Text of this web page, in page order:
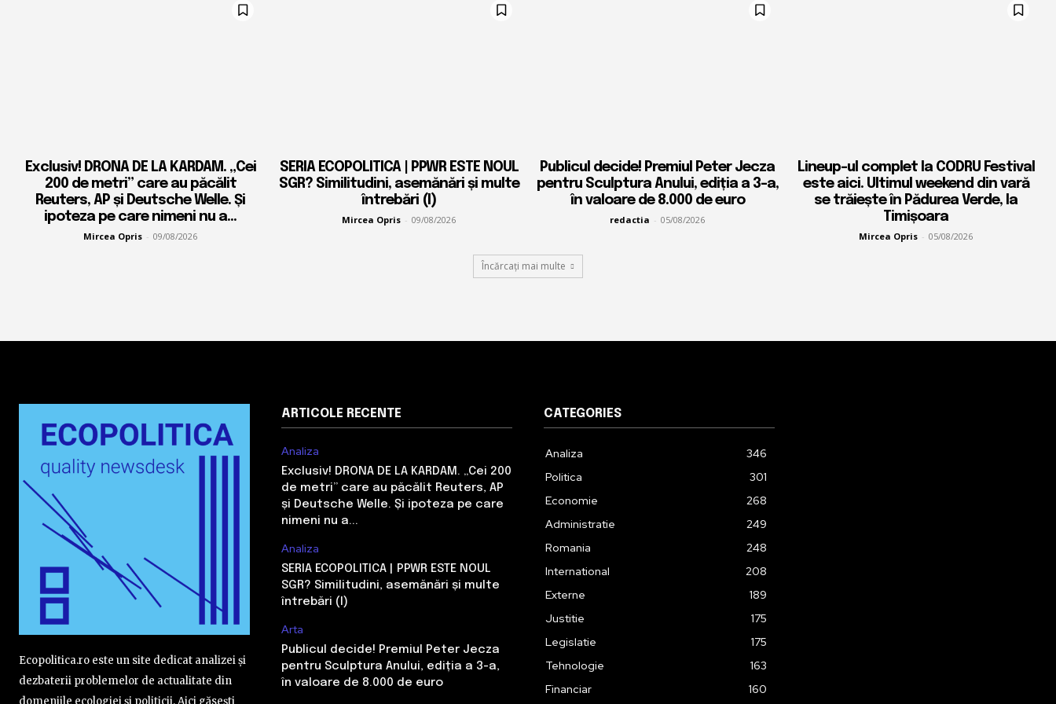
Exclusiv! DRONA DE LA KARDAM. „Cei
200 de metri” care au păcălit
Reuters, AP și Deutsche Welle. Și
ipoteza pe care nimeni nu a...
Mircea Opris - 09/08/2026
SERIA ECOPOLITICA | PPWR ESTE NOUL
SGR? Similitudini, asemănări și multe
întrebări (I)
Mircea Opris - 09/08/2026
Publicul decide! Premiul Peter Jecza
pentru Sculptura Anului, ediția a 3-a,
în valoare de 8.000 de euro
redactia - 05/08/2026
Lineup-ul complet la CODRU Festival
este aici. Ultimul weekend din vară
se trăiește în Pădurea Verde, la
Timișoara
Mircea Opris - 05/08/2026
Încărcați mai multe
Ecopolitica.ro este un site dedicat analizei și
dezbaterii problemelor de actualitate din
domeniile ecologiei și politicii. Aici găsești
ARTICOLE RECENTE
Analiza
Exclusiv! DRONA DE LA KARDAM. „Cei 200
de metri” care au păcălit Reuters, AP
și Deutsche Welle. Și ipoteza pe care
nimeni nu a...
Analiza
SERIA ECOPOLITICA | PPWR ESTE NOUL
SGR? Similitudini, asemănări și multe
întrebări (I)
Arta
Publicul decide! Premiul Peter Jecza
pentru Sculptura Anului, ediția a 3-a,
în valoare de 8.000 de euro
CATEGORIES
Analiza
346
Politica
301
Economie
268
Administratie
249
Romania
248
International
208
Externe
189
Justitie
175
Legislatie
175
Tehnologie
163
Financiar
160